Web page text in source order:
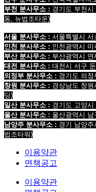
부천 분사무소 : 경기도 부천
동, 뉴법조타운)
서울 분사무소 : 서울특별시 서
인천 분사무소 : 인천광역시
부산 분사무소 : 부산광역시
대전 분사무소 : 대전시 서구
의정부 분사무소 : 경기도 의
창원 분사무소 : 경상남도 창
딩)
일산 분사무소 : 경기도 고양
울산 분사무소 : 울산광역시
남양주 분사무소 : 경기 남양주
법조타워)
이용약관
면책공고
이용약관